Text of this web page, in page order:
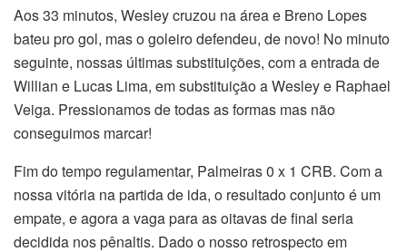
Aos 33 minutos, Wesley cruzou na área e Breno Lopes
bateu pro gol, mas o goleiro defendeu, de novo! No minuto
seguinte, nossas últimas substituições, com a entrada de
Willian e Lucas Lima, em substituição a Wesley e Raphael
Veiga. Pressionamos de todas as formas mas não
conseguimos marcar!
Fim do tempo regulamentar, Palmeiras 0 x 1 CRB. Com a
nossa vitória na partida de ida, o resultado conjunto é um
empate, e agora a vaga para as oitavas de final seria
decidida nos pênaltis. Dado o nosso retrospecto em